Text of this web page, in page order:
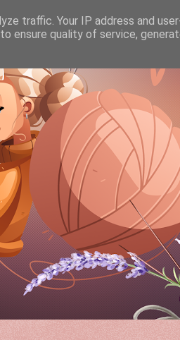
traffic. Your IP address and
ensure quality of service,